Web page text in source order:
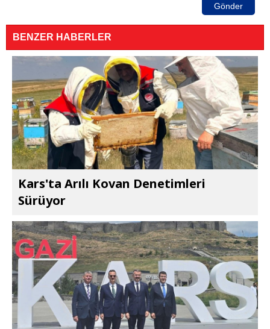
Gönder
BENZER HABERLER
Kars'ta Arılı Kovan Denetimleri
Sürüyor